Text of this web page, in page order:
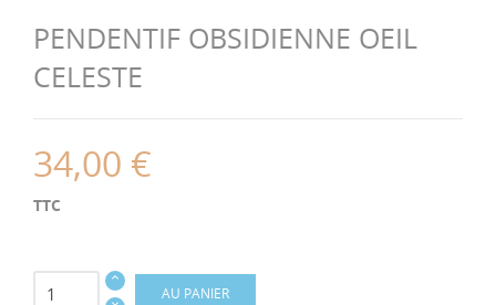
PENDENTIF OBSIDIENNE OEIL
CELESTE
34,00 €
TTC
AU PANIER